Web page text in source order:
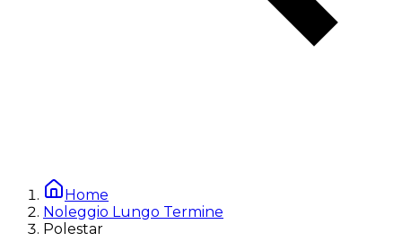
Home
Noleggio Lungo Termine
Polestar